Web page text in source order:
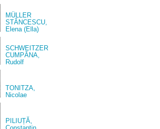
MÜLLER
STĂNCESCU,
Elena (Ella)
SCHWEITZER
CUMPĂNA,
Rudolf
TONITZA,
Nicolae
PILIUȚĂ,